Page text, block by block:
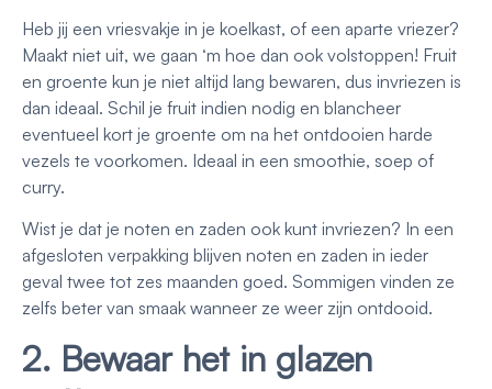
Heb jij een vriesvakje in je koelkast, of een aparte vriezer?
Maakt niet uit, we gaan ‘m hoe dan ook volstoppen! Fruit
en groente kun je niet altijd lang bewaren, dus invriezen is
dan ideaal. Schil je fruit indien nodig en blancheer
eventueel kort je groente om na het ontdooien harde
vezels te voorkomen. Ideaal in een smoothie, soep of
curry.
Wist je dat je noten en zaden ook kunt invriezen? In een
afgesloten verpakking blijven noten en zaden in ieder
geval twee tot zes maanden goed. Sommigen vinden ze
zelfs beter van smaak wanneer ze weer zijn ontdooid.
2. Bewaar het in glazen